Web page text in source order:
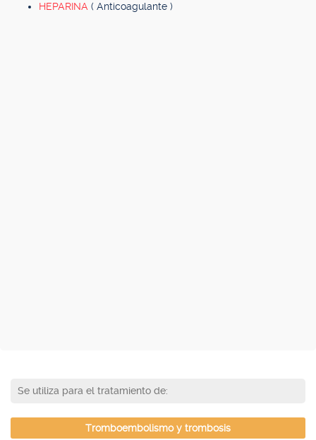
HEPARINA ( Anticoagulante )
Se utiliza para el tratamiento de:
Tromboembolismo y trombosis